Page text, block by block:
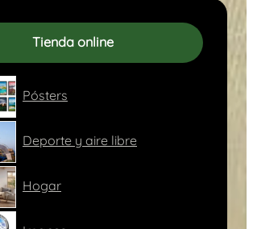
Tienda online
Pósters
Deporte y aire libre
Hogar